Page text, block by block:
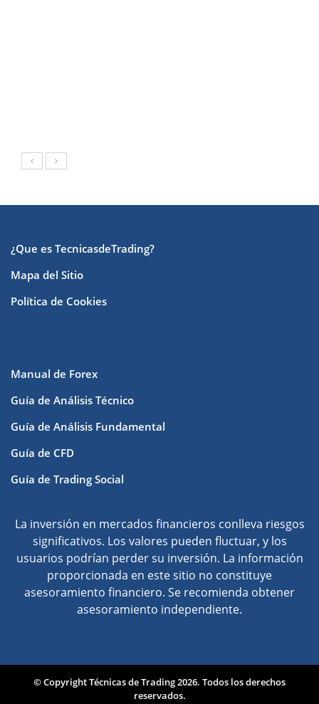
¿Que es TecnicasdeTrading?
Mapa del Sitio
Política de Cookies
Manual de Forex
Guía de Análisis Técnico
Guía de Análisis Fundamental
Guía de CFD
Guía de Trading Social
La inversión en mercados financieros conlleva riesgos
significativos. Los valores pueden fluctuar, y los
usuarios podrían perder su inversión. La información
proporcionada en este sitio no constituye
asesoramiento financiero. Se recomienda obtener
asesoramiento independiente.
© Copyright Técnicas de Trading 2026. Todos los derechos
reservados.